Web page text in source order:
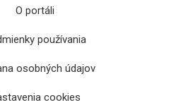
O portáli
používania
osobných údajov
cookies